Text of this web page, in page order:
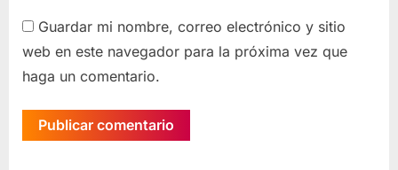
Guardar mi nombre, correo electrónico y sitio
web en este navegador para la próxima vez que
haga un comentario.